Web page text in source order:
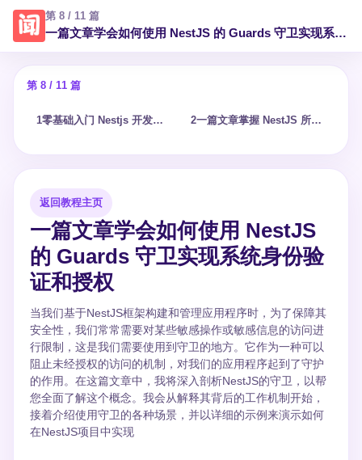
第 8 / 11 篇
一篇文章学会如何使用 NestJS 的 Guards 守卫实现系统身份验证和授权
第 8 / 11 篇
1 零基础入门 Nestjs 开发教程 2 一篇文章掌握 NestJS 所有的生命周期以及执行时机
返回教程主页
一篇文章学会如何使用 NestJS
的 Guards 守卫实现系统身份验
证和授权
当我们基于NestJS框架构建和管理应用程序时，为了保障其
安全性，我们常常需要对某些敏感操作或敏感信息的访问进
行限制，这是我们需要使用到守卫的地方。它作为一种可以
阻止未经授权的访问的机制，对我们的应用程序起到了守护
的作用。在这篇文章中，我将深入剖析NestJS的守卫，以帮
您全面了解这个概念。我会从解释其背后的工作机制开始，
接着介绍使用守卫的各种场景，并以详细的示例来演示如何
在NestJS项目中实现